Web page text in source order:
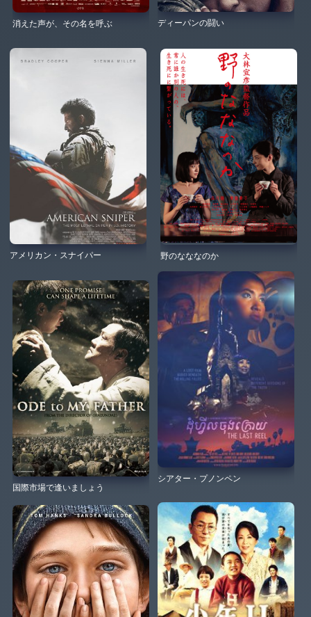
ディーパンの闘い
消えた声が、その名を呼ぶ
アメリカン・スナイパー 野のなななのか
シアター・プノンペン
国際市場で逢いましょう